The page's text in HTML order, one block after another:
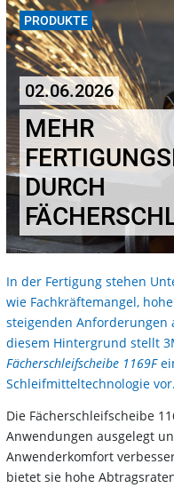
PRODUKTE
02.06.2026
MEHR
DURCH
In der Fertigung stehen
wie Fachkräftemangel,
steigenden Anforderungen
diesem Hintergrund stellt
Fächerschleifscheibe 1169F
Schleifmitteltechnologie vor.
Die Fächerschleifscheibe
Anwendungen ausgelegt
Anwenderkomfort
bietet sie hohe